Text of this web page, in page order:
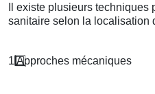
Il existe plusieurs
sanitaire selon la localisation
1️ Approches mécaniques